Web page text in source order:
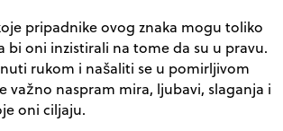
pripadnike ovog znaka mogu toliko
bi oni inzistirali na tome da su u pravu.
rukom i našaliti se u pomirljivom
važno naspram mira, ljubavi, slaganja i
oni ciljaju.